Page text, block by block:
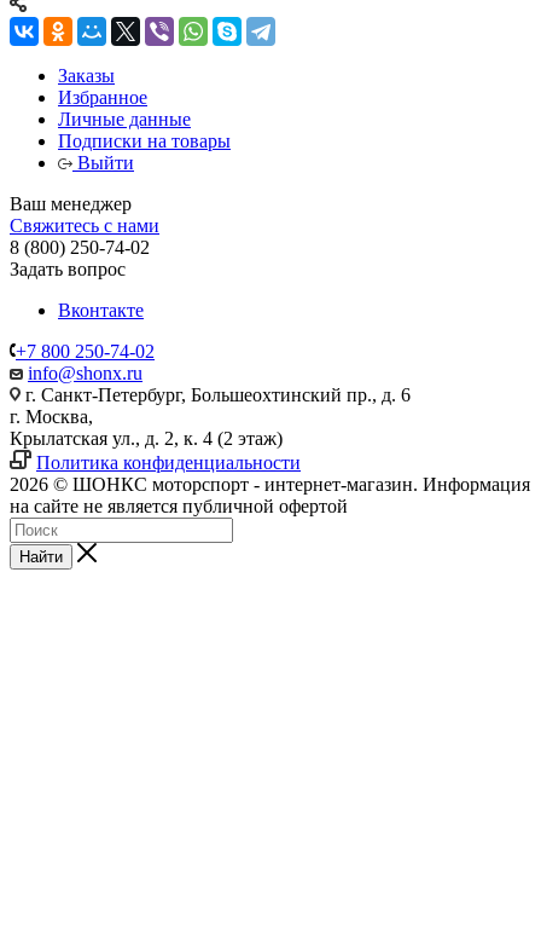
Заказы
Избранное
Личные данные
Подписки на товары
Выйти
Ваш менеджер
Свяжитесь с нами
8 (800) 250-74-02
Задать вопрос
Вконтакте
+7 800 250-74-02
info@shonx.ru
г. Санкт-Петербург, Большеохтинский пр., д. 6
г. Москва,
Крылатская ул., д. 2, к. 4 (2 этаж)
Политика конфиденциальности
2026 © ШОНКС моторспорт - интернет-магазин. Информация
на сайте не является публичной офертой
Найти